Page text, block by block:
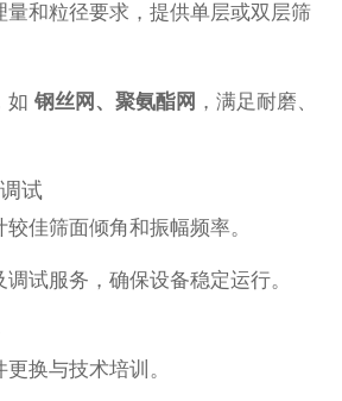
量和粒径要求，提供单层或双层筛
如 钢丝网、聚氨酯网 ，满足耐磨、
试
佳筛面倾角和振幅频率。
试服务，确保设备稳定运行。
换与技术培训。